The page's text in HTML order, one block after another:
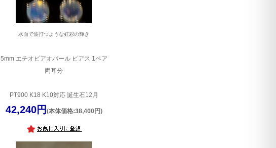
水面で波打つような虹彩の輝き
5mm エチオピアオパール ピアス 1ペア
両耳分
PT900 K18 K10対応 誕生石12月
42,240円 (本体価格:38,400円)